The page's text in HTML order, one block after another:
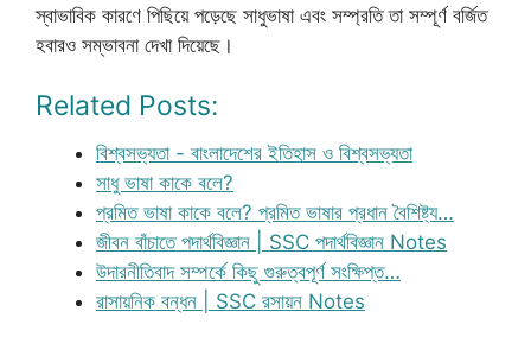
স্বাভাবিক কারণে পিছিয়ে পড়েছে সাধুভাষা এবং সম্প্রতি তা সম্পূর্ণ বর্জিত
হবারও সম্ভাবনা দেখা দিয়েছে।
Related Posts:
বিশ্বসভ্যতা - বাংলাদেশের ইতিহাস ও বিশ্বসভ্যতা
সাধু ভাষা কাকে বলে?
প্রমিত ভাষা কাকে বলে? প্রমিত ভাষার প্রধান বৈশিষ্ট্য…
জীবন বাঁচাতে পদার্থবিজ্ঞান | SSC পদার্থবিজ্ঞান Notes
উদারনীতিবাদ সম্পর্কে কিছু গুরুত্বপূর্ণ সংক্ষিপ্ত…
রাসায়নিক বন্ধন | SSC রসায়ন Notes